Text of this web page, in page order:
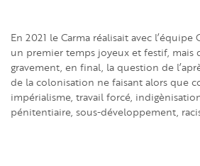
En 2021 le Carma réalisait avec
un premier temps joyeux et festif, mais
gravement, en final, la question de
de la colonisation ne faisant alors que
impérialisme, travail forcé,
pénitentiaire, sous-développement,